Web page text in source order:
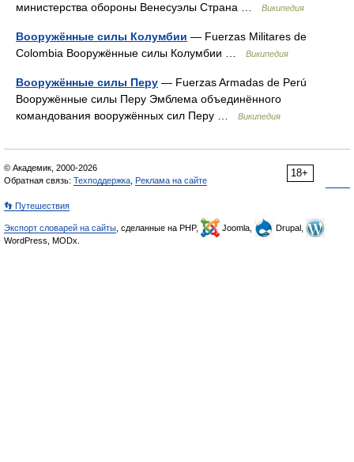
министерства обороны Венесуэлы Страна …
Википедия
Вооружённые силы Колумбии — Fuerzas Militares de
Colombia Вооружённые силы Колумбии …
Википедия
Вооружённые силы Перу — Fuerzas Armadas de Perú
Вооружённые силы Перу Эмблема объединённого
командования вооружённых сил Перу …
Википедия
18+
© Академик, 2000-2026
Обратная связь: Техподдержка Реклама на сайте
👣 Путешествия
Экспорт словарей на сайты , сделанные на PHP, Joomla,
Drupal,
WordPress, MODx.